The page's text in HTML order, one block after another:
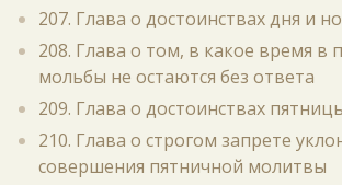
207. Глава о достоинствах дня и
208. Глава о том, в какое время в
мольбы не остаются без ответа
209. Глава о достоинствах
210. Глава о строгом запрете
совершения пятничной молитвы